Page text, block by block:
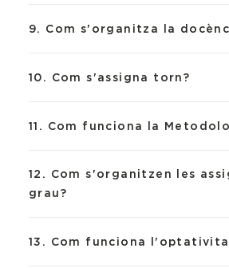
9. Com s'organitza la
10. Com s'assigna torn?
11. Com funciona la
12. Com s'organitzen les
grau?
13. Com funciona